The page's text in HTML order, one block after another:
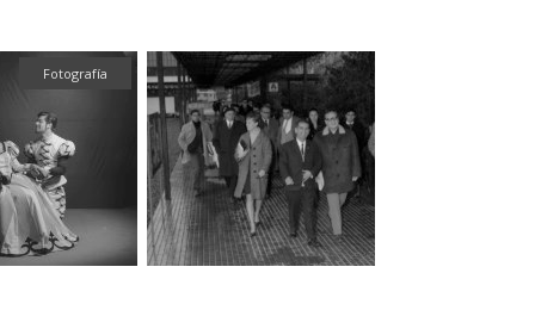
Fotografía Fotografía